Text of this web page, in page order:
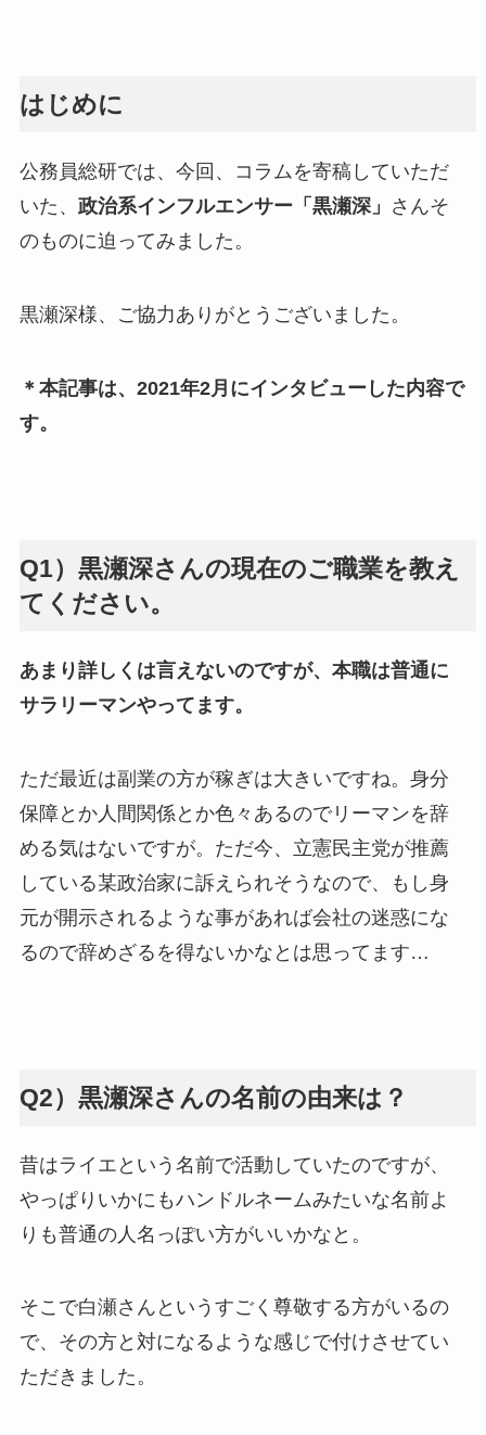
はじめに
公務員総研では、今回、コラムを寄稿していただ
いた、 政治系インフルエンサー「黒瀬深」 さんそ
のものに迫ってみました。
黒瀬深様、ご協力ありがとうございました。
＊本記事は、2021年2月にインタビューした内容で
す。
Q1）黒瀬深さんの現在のご職業を教え
てください。
あまり詳しくは言えないのですが、本職は普通に
サラリーマンやってます。
ただ最近は副業の方が稼ぎは大きいですね。身分
保障とか人間関係とか色々あるのでリーマンを辞
める気はないですが。ただ今、立憲民主党が推薦
している某政治家に訴えられそうなので、もし身
元が開示されるような事があれば会社の迷惑にな
るので辞めざるを得ないかなとは思ってます…
Q2）黒瀬深さんの名前の由来は？
昔はライエという名前で活動していたのですが、
やっぱりいかにもハンドルネームみたいな名前よ
りも普通の人名っぽい方がいいかなと。
そこで白瀬さんというすごく尊敬する方がいるの
で、その方と対になるような感じで付けさせてい
ただきました。